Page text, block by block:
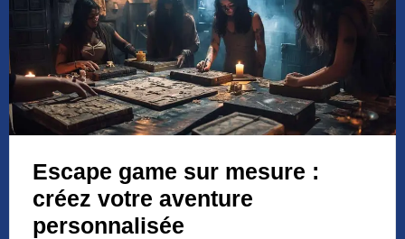
Escape game sur mesure :
créez votre aventure
personnalisée